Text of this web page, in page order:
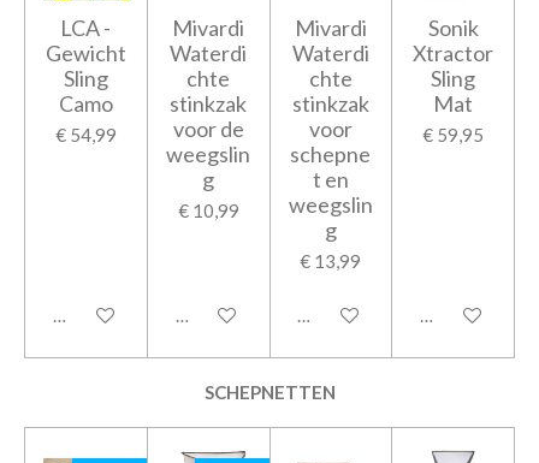
LCA -
Gewicht
Sling
Camo
€ 54,99
In winkelwagen
Mivardi
Waterdi
chte
stinkzak
voor de
weegslin
g
€ 10,99
In winkelwagen
Mivardi
Waterdi
chte
stinkzak
voor
schepne
t en
weegslin
g
€ 13,99
Houd mij op de hoogte
Sonik
Xtractor
Sling
Mat
€ 59,95
In
SCHEPNETTEN